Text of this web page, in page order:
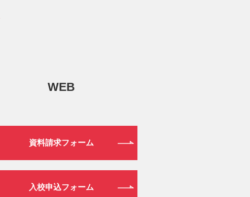
WEB
資料請求フォーム
入校申込フォーム